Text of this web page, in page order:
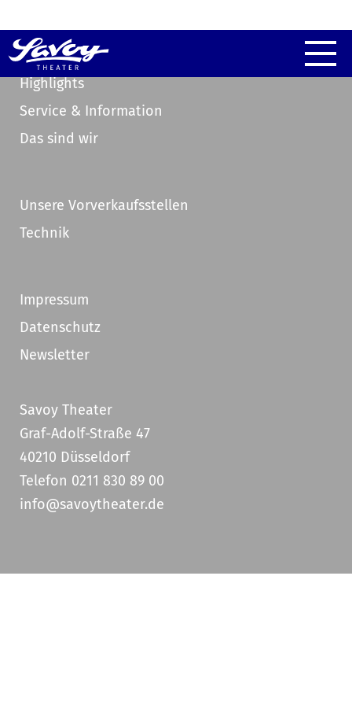
Highlights
Service & Information
Das sind wir
Unsere Vorverkaufsstellen
Technik
Impressum
Datenschutz
Newsletter
Savoy Theater
Graf-Adolf-Straße 47
40210 Düsseldorf
Telefon 0211 830 89 00
info@savoytheater.de